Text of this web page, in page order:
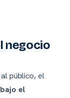
negocio
público, el
el